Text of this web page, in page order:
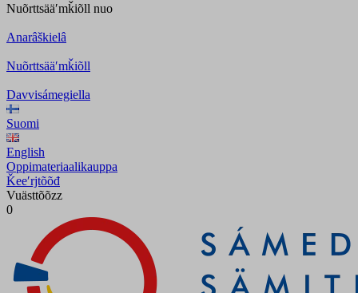
Nuõrttsääʹmǩiõll nuo
Anarâškielâ
Nuõrttsääʹmǩiõll
Davvisámegiella
Suomi
English
Oppimateriaalikauppa
Ǩeeʹrjtõõđ
Vuästtõõzz
0